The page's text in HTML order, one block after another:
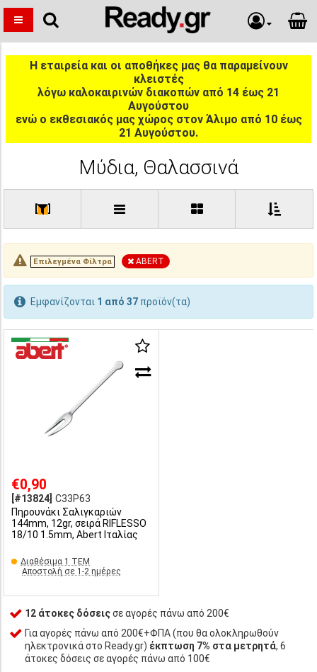
Η εταιρεία και οι αποθήκες μας θα παραμείνουν
κλειστές
λόγω καλοκαιρινών διακοπών από 14 έως 21
Αυγούστου
ενώ ο εκθεσιακός μας χώρος στον Άλιμο από 10 έως
21 Αυγούστου.
Μύδια, Θαλασσινά
[ ]
Επιλεγμένα Φίλτρα ABERT
Εμφανίζονται 1 από 37 προϊόν(τα)
€0,90
[#13824] C33P63
Πηρουνάκι Σαλιγκαριών
144mm, 12gr, σειρά RIFLESSO
18/10 1.5mm, Abert Ιταλίας
Διαθέσιμα 1 ΤΕΜ
Αποστολή σε 1-2 ημέρες
12 άτοκες δόσειςσε αγορές πάνω από 200€
Για αγορές πάνω από 200€+ΦΠΑ (που θα ολοκληρωθούν
ηλεκτρονικά στο Ready.gr) έκπτωση 7% στα μετρητά, 6
άτοκες δόσεις σε αγορές πάνω από 100€